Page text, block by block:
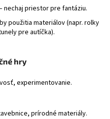
nechaj priestor pre fantáziu.
použitia materiálov (napr. rolky
pre autíčka).
hry
experimentovanie.
prírodné materiály.